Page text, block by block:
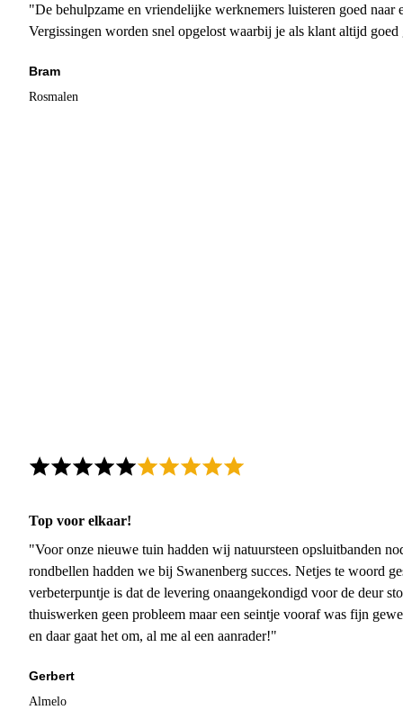
"De behulpzame en vriendelijke werknemers luisteren goed naar
Vergissingen worden snel opgelost waarbij je als klant altijd
Bram
Rosmalen
Top voor elkaar!
"Voor onze nieuwe tuin hadden wij natuursteen opsluitbanden
rondbellen hadden we bij Swanenberg succes. Netjes te woord
verbeterpuntje is dat de levering onaangekondigd voor de deur
thuiswerken geen probleem maar een seintje vooraf was fijn
en daar gaat het om, al me al een aanrader!"
Gerbert
Almelo